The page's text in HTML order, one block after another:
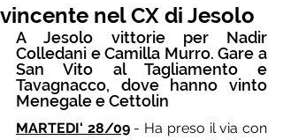
vincente nel CX di Jesolo
A Jesolo vittorie per Nadir
Colledani e Camilla Murro. Gare a
San Vito al Tagliamento e
Tavagnacco, dove hanno vinto
Menegale e Cettolin
MARTEDI' 28/09 - Ha preso il via con